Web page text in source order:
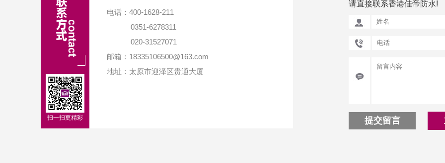
扫一扫更精彩
电话：400-1628-211
0351-6278311
020-31527071
邮箱：18335106500@163.com
地址：太原市迎泽区贵通大厦
请直接联系香港佳帝防水!
提交留言